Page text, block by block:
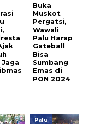
Buka
Muskot
Pergatsi,
Wawali
Palu Harap
Gateball
Bisa
Sumbang
Emas di
PON 2024
Palu